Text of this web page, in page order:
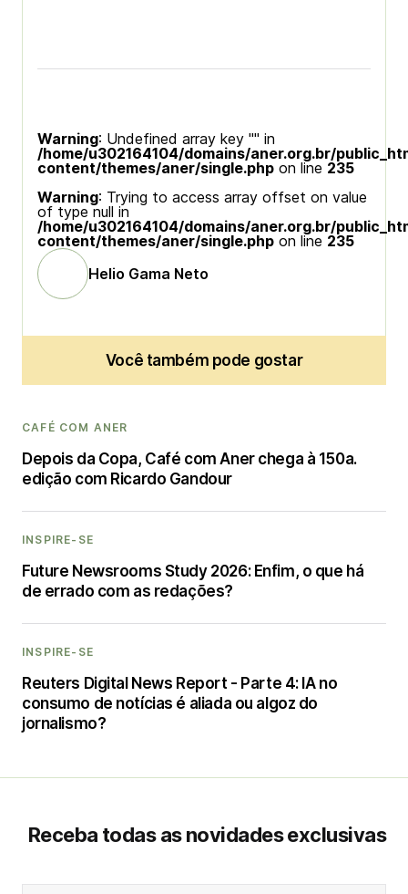
Warning: Undefined array key "" in
/home/u302164104/domains/aner.org.br/
content/themes/aner/single.php on line 235
Warning: Trying to access array offset on value
of type null in
/home/u302164104/domains/aner.org.br/
content/themes/aner/single.php on line 235
Helio Gama Neto
Você também pode gostar
CAFÉ COM ANER
Depois da Copa, Café com Aner chega à 150a.
edição com Ricardo Gandour
INSPIRE-SE
Future Newsrooms Study 2026: Enfim, o que há
de errado com as redações?
INSPIRE-SE
Reuters Digital News Report - Parte 4: IA no
consumo de notícias é aliada ou algoz do
jornalismo?
Receba todas as novidades exclusivas